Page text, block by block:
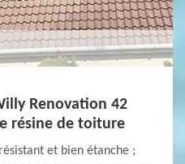
Renovation 42
résine de toiture
et bien étanche ;